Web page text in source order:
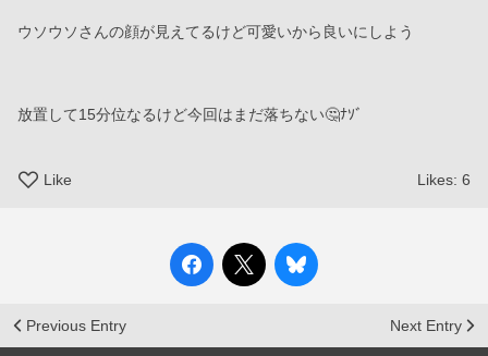
ウソウソさんの顔が見えてるけど可愛いから良いにしよう
放置して15分位なるけど今回はまだ落ちない🤔ﾅｿﾞ
Like Likes: 6
Previous Entry Next Entry